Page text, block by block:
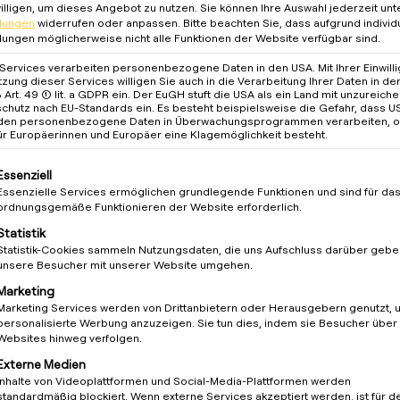
um dieses Angebot zu nutzen. Sie können Ihre Auswahl jederzeit
widerrufen oder anpassen. Bitte beachten Sie, dass aufgrund
möglicherweise nicht alle Funktionen der Website verfügbar sind.
verarbeiten personenbezogene Daten in den USA. Mit Ihrer
dieser Services willigen Sie auch in die Verarbeitung Ihrer Daten in
Art. 49 (1) lit. a GDPR ein. Der EuGH stuft die USA als ein Land mit
nach EU-Standards ein. Es besteht beispielsweise die Gefahr, dass
personenbezogene Daten in Überwachungsprogrammen verarbeiten,
Europäerinnen und Europäer eine Klagemöglichkeit besteht.
eine Liste der Service-Gruppen, für die eine Einwilligung
Services ermöglichen grundlegende Funktionen und sind für das
Funktionieren der Website erforderlich.
Cookies sammeln Nutzungsdaten, die uns Aufschluss darüber
Besucher mit unserer Website umgehen.
Services werden von Drittanbietern oder Herausgebern genutzt,
Werbung anzuzeigen. Sie tun dies, indem sie Besucher über
hinweg verfolgen.
Medien
von Videoplattformen und Social-Media-Plattformen werden
blockiert. Wenn externe Services akzeptiert werden, ist für